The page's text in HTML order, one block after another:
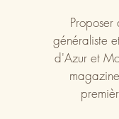
Proposer
généraliste
d'Azur et